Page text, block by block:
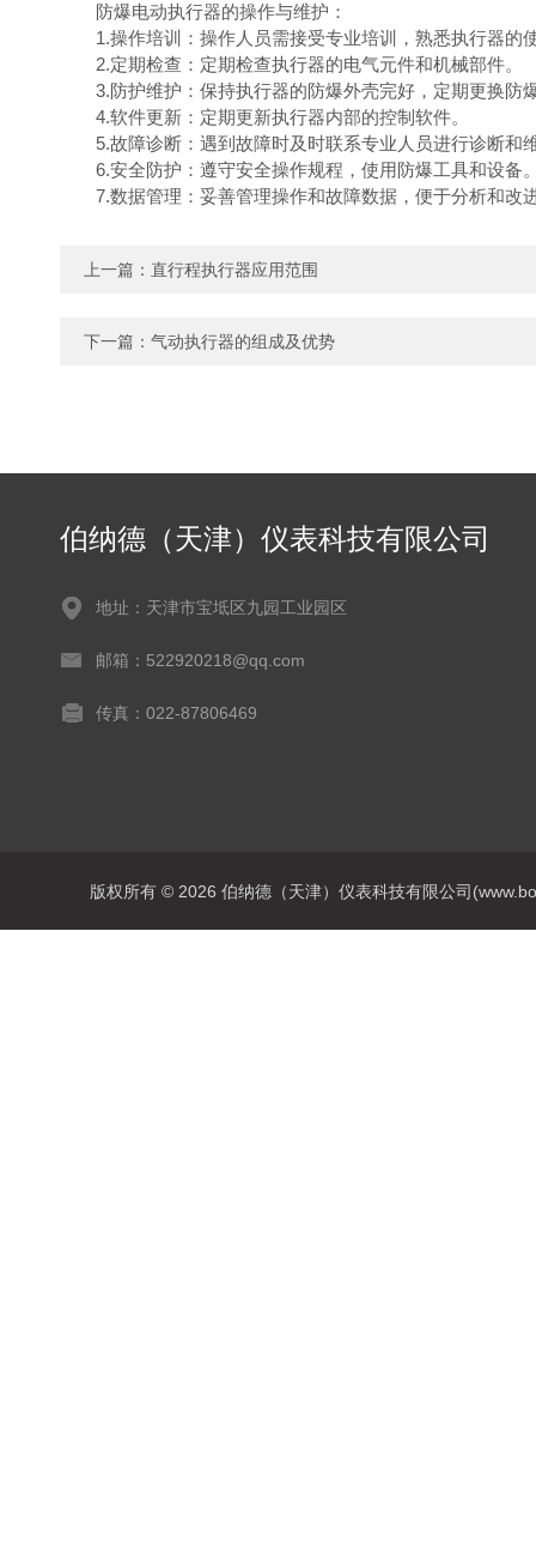
防爆电动执行器的操作与维护：
1.操作培训：操作人员需接受专业培训，熟悉执行器的
2.定期检查：定期检查执行器的电气元件和机械部件。
3.防护维护：保持执行器的防爆外壳完好，定期更换防
4.软件更新：定期更新执行器内部的控制软件。
5.故障诊断：遇到故障时及时联系专业人员进行诊断和
6.安全防护：遵守安全操作规程，使用防爆工具和设备
7.数据管理：妥善管理操作和故障数据，便于分析和改
上一篇： 直行程执行器应用范围
下一篇： 气动执行器的组成及优势
伯纳德（天津）仪表科技有限公司
地址：天津市宝坻区九园工业园区
邮箱：522920218@qq.com
传真：022-87806469
版权所有 © 2026 伯纳德（天津）仪表科技有限公司